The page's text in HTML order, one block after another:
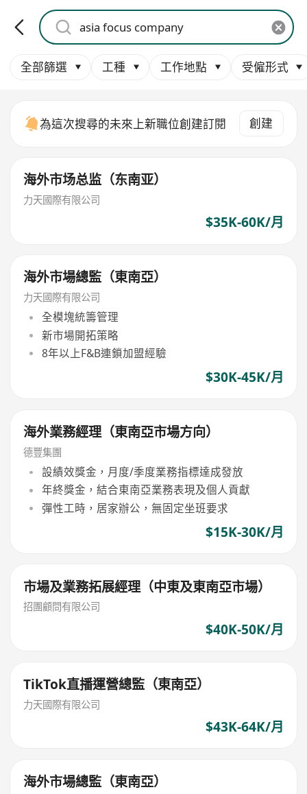
全部篩選 工種 工作地點 受僱形式
為這次搜尋的未來上新職位創建訂閱 創建
海外市场总监（东南亚）
力天國際有限公司
$35K-60K/月
海外市場總監（東南亞）
力天國際有限公司
全模塊統籌管理
新市場開拓策略
8年以上F&B連鎖加盟經驗
$30K-45K/月
海外業務經理（東南亞市場方向）
德豐集團
設績效獎金，月度/季度業務指標達成發放
年終獎金，結合東南亞業務表現及個人貢獻
彈性工時，居家辦公，無固定坐班要求
$15K-30K/月
市場及業務拓展經理（中東及東南亞市場）
招團顧問有限公司
$40K-50K/月
TikTok直播運營總監（東南亞）
力天國際有限公司
$43K-64K/月
海外市場總監（東南亞）